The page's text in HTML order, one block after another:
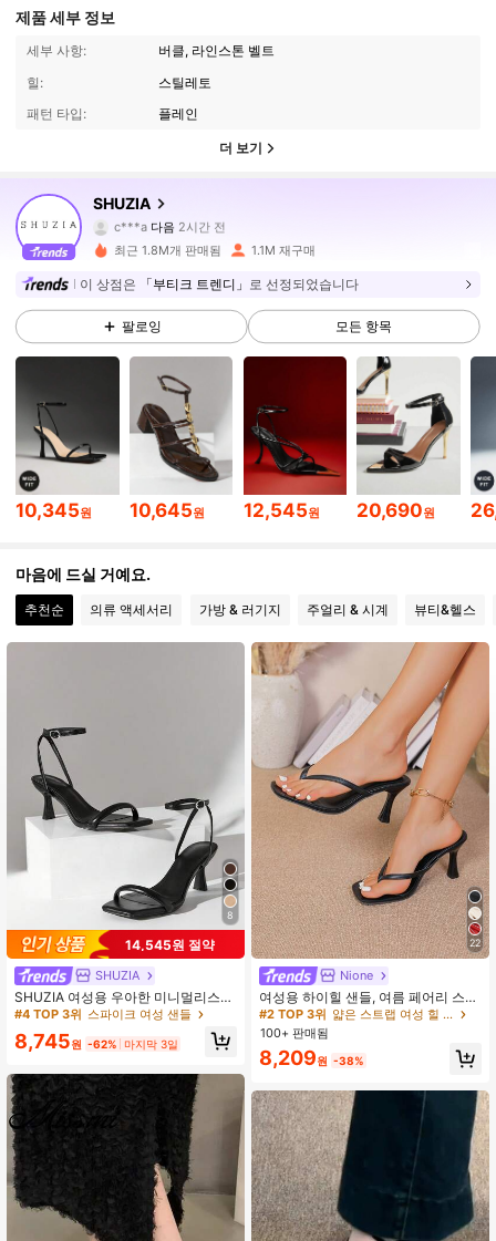
제품 세부 정보
세부 사항:
버클, 라인스톤 벨트
힐:
스틸레토
패턴 타입:
플레인
더 보기
SHUZIA
c***a
c***3 가 탐색 중입니다
4.90
770K 팔로워
4.90 770K 팔로워
770K 팔로워
770K 팔로워
770K 팔로워
770K 팔로워
4.90 770K 팔로워
최근 1.8M개 판매됨 1.1M 재구매
이 상점은 「부티크 트렌디」 로 선정되었습니다
팔로잉 모든 항목
10,345원 10,645원 12,545원 20,690원
마음에 드실 거예요.
추천순 의류 액세서리 가방 & 러기지 주얼리 & 시계 뷰티&헬스
8
14,545원 절약
SHUZIA
SHUZIA 여성용 우아한 미니멀리스트
발목 스트랩 스틸레토 힐 샌들
#4 TOP 3위 스파이크 여성 샌들
8,745원 -62% 마지막 3일
22
Nione
여성용 하이힐 샌들, 여름 페어리 스타
일 얇은 힐 통 샌들, 헤어 슬라이드 토
비치 휴가 패션 크리스크로스 스트랩
슈즈, 데이트 나이트
#2 TOP 3위
얇은 스트랩 여성 힐 샌들
100+ 판매됨
8,209원 -38%